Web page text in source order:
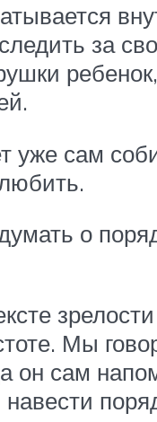
за
уже сам
о
Мы
он сам